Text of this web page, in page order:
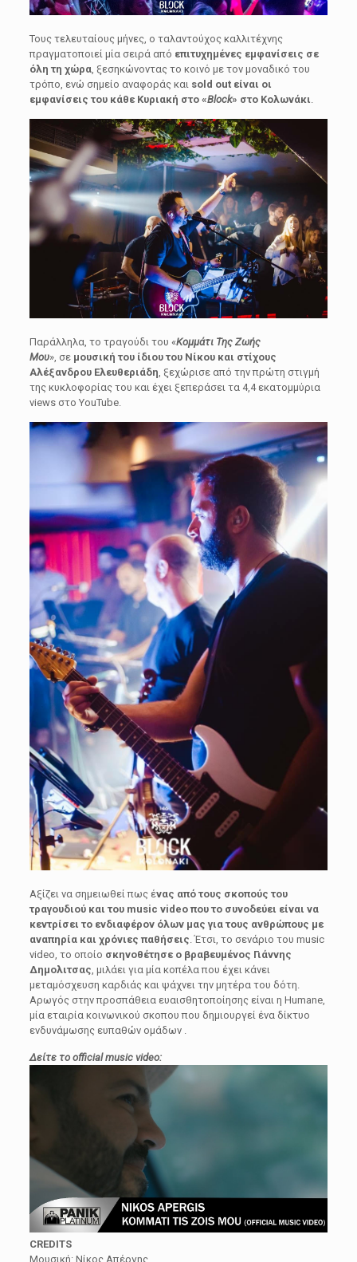
Τους τελευταίους μήνες, ο ταλαντούχος καλλιτέχνης
πραγματοποιεί μία σειρά από επιτυχημένες εμφανίσεις σε
όλη τη χώρα, ξεσηκώνοντας το κοινό με τον μοναδικό του
τρόπο, ενώ σημείο αναφοράς και sold out είναι οι
εμφανίσεις του κάθε Κυριακή στο «Block» στο Κολωνάκι.
Παράλληλα, το τραγούδι του «Κομμάτι Της Ζωής
Μου», σεμουσική του ίδιου του Νίκου και στίχους
Αλέξανδρου Ελευθεριάδη , ξεχώρισε από την πρώτη στιγμή
της κυκλοφορίας του και έχει ξεπεράσει τα 4,4 εκατομμύρια
views στο YouTube.
Αξίζει να σημειωθεί πως ένας από τους σκοπούς του
τραγουδιού και του music video που το συνοδεύει είναι να
κεντρίσει το ενδιαφέρον όλων μας για τους ανθρώπους με
αναπηρία και χρόνιες παθήσεις . Έτσι, το σενάριο του music
video, το οποίο σκηνοθέτησε ο βραβευμένος Γιάννης
Δημολιτσας , μιλάει για μία κοπέλα που έχει κάνει
μεταμόσχευση καρδιάς και ψάχνει την μητέρα του δότη.
Αρωγός στην προσπάθεια ευαισθητοποίησης είναι η Humane,
μία εταιρία κοινωνικού σκοπου που δημιουργεί ένα δίκτυο
ενδυνάμωσης ευπαθών ομάδων .
Δείτε το official music video:
CREDITS
Μουσική: Νίκος Απέργης